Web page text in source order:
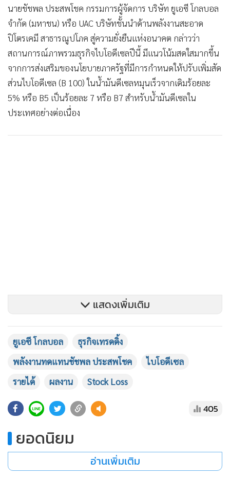
นายชัชพล ประสพโชค กรรมการผู้จัดการ บริษัท ยูเอซี โกลบอล
จำกัด (มหาชน) หรือ UAC บริษัทชั้นนำด้านพลังงานสะอาด
ปิโตรเคมี สาธารณูปโภค สู่ความยั่งยืนแห่งอนาคต กล่าวว่า
สถานการณ์ภาพรวมธุรกิจไบโอดีเซลปีนี้ มีแนวโน้มสดใสมากขึ้น
จากการส่งเสริมของนโยบายภาครัฐที่มีการกำหนดให้ปรับเพิ่มสัด
ส่วนไบโอดีเซล (B 100) ในน้ำมันดีเซลหมุนเร็วจากเดิมร้อยละ
5% หรือ B5 เป็นร้อยละ 7 หรือ B7 สำหรับน้ำมันดีเซลใน
ประเทศอย่างต่อเนื่อง
นอกจากนี้ สถานการณ์ของ Stock น้ำมันปาล์มดิบในประเทศปี
นี้ คาดว่าจะยังคงอยู่ในระดับสูงกว่า 400,000 ตัน และผลผลิต
ปาล์มดิบในฤดูกาลใหม่จะเริ่มเข้ามาตั้งแต่เดือนมีนาคม 2561
เป็นต้นไป จึงคาดว่าปริมาณน้ำมันปาล์มดิบสูงมากกว่าความ
ต้องการใช้ในประเทศเป็นจำนวนมาก ประกอบกับภาคธุรกิจคาด
ว่า ราคาน้ำมันปาล์มดิบในปีนี้ มีแนวโน้มทรงตัว หรือลดลงต่ำกว่า
แสดงเพิ่มเติม
ยูเอซี โกลบอล
ธุรกิจเทรดดิ้ง
พลังงานทดแทนชัชพล ประสพโชค
ไบโอดีเซล
รายได้
ผลงาน Stock Loss
405
ยอดนิยม
อ่านเพิ่มเติม